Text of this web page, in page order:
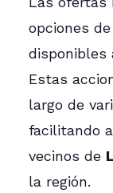
opciones
disponibles
Estas
largo de
facilitando
vecinos de
la región.